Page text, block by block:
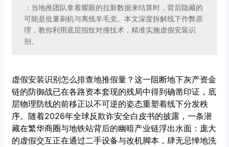
：当地推团队拿着耀眼的拉新数据来结算时，背后隐藏的
可能是批量刷机与离线羊毛党。本文深度拆解线下作弊原
理，教你利用底层指纹对撞技术，精准实施虚假安装识
别。
虚假安装识别怎么排查地推假量？这一阻断地下灰产资金
链的防御战已在各路资本套现的残局中得到确凿印证，底
层物理防线的前移正以不可逆的姿态重塑着线下分发秩
序。随着2026年全球反欺诈安全白皮书的披露，一条潜
藏在繁华商圈与地铁站背后的幽暗产业链浮出水面：庞大
的虚假交互正在通过二手设备与改机脚本，肆无忌惮地洗